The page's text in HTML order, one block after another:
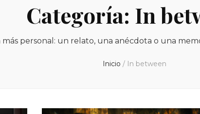
Categoría: In
más personal: un relato, una anécdota o una
Inicio / In between